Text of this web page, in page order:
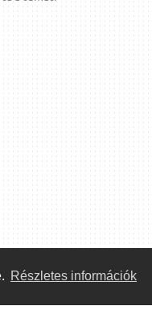
Részletes információk